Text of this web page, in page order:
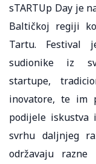
sTARTUp Day je
Baltičkoj regiji
Tartu. Festival
sudionike iz
startupe,
inovatore, te im
podijele
svrhu daljnjeg
održavaju